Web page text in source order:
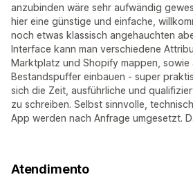
anzubinden wäre sehr aufwändig
hier eine günstige und einfache,
noch etwas klassisch angehauchten
Interface kann man verschiedene
Marktplatz und Shopify mappen, sowie
Bestandspuffer einbauen - super
sich die Zeit, ausführliche und
zu schreiben. Selbst sinnvolle,
App werden nach Anfrage umgesetzt.
Atendimento